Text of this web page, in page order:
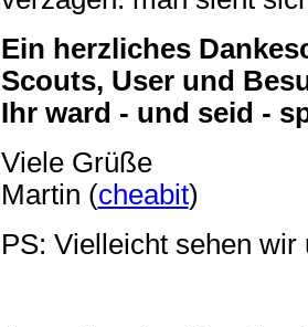
Ein herzliches
Scouts, User und
Ihr ward - und seid -
Viele Grüße
Martin (cheabit)
PS: Vielleicht sehen